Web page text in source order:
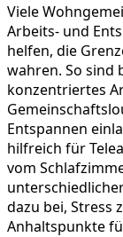
Viele
Arbeits- und
helfen, die
wahren. So sind
konzentriertes
Entspannen
hilfreich für
vom
dazu bei, Stress
Anhaltspunkte